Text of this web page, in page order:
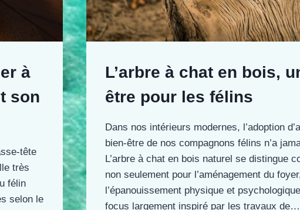
à
son
tête
très
félin
selon le
L’arbre à chat en bois,
être pour les félins
Dans nos intérieurs modernes, l’adoption
bien-être de nos compagnons félins n’a
L’arbre à chat en bois naturel se distingue
non seulement pour l’aménagement du
l’épanouissement physique et
focus largement inspiré par les travaux de…